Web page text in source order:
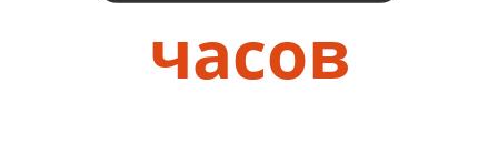
часов